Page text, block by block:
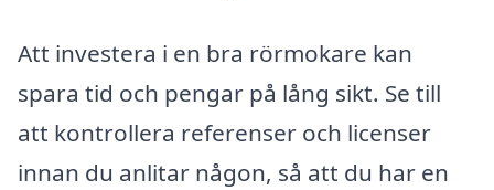
Att investera i en bra rörmokare kan
spara tid och pengar på lång sikt. Se till
att kontrollera referenser och licenser
innan du anlitar någon, så att du har en